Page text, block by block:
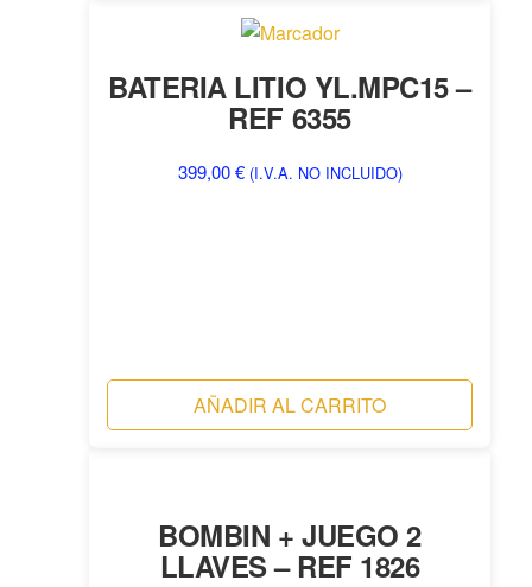
BATERIA LITIO YL.MPC15 –
REF 6355
399,00€ (I.V.A. NO INCLUIDO)
AÑADIR AL CARRITO
BOMBIN + JUEGO 2
LLAVES – REF 1826